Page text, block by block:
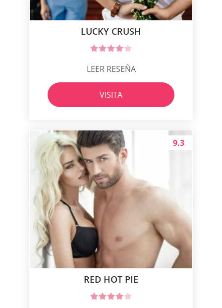
LUCKY CRUSH
LEER RESEÑA
VISITA
RED HOT PIE
9.3